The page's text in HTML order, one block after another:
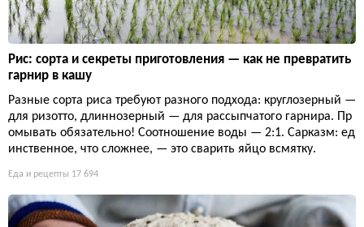
Рис: сорта и секреты приготовления — как не превратить
гарнир в кашу
Разные сорта риса требуют разного подхода: круглозерный —
для ризотто, длиннозерный — для рассыпчатого гарнира. Пр
омывать обязательно! Соотношение воды — 2:1. Сарказм: ед
инственное, что сложнее, — это сварить яйцо всмятку.
Еда и рецепты 17 694